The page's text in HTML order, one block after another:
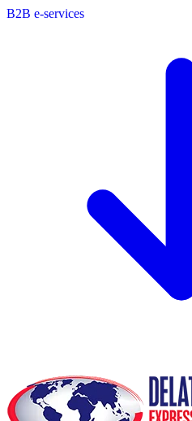
B2B e-services